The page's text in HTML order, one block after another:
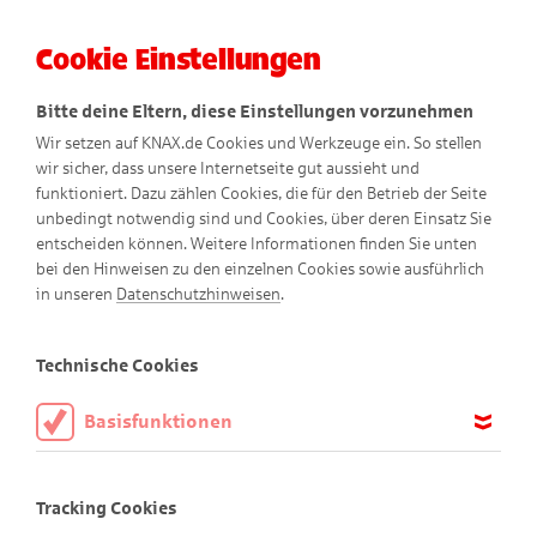
Teste dein Wissen!
Kennst du dich schon gut in der KNAX-Welt aus – oder bist
Cookie Einstellungen
Bitte deine Eltern, diese Einstellungen vorzunehmen
Wir setzen auf KNAX.de Cookies und Werkzeuge ein. So stellen
wir sicher, dass unsere Internetseite gut aussieht und
funktioniert. Dazu zählen Cookies, die für den Betrieb der Seite
unbedingt notwendig sind und Cookies, über deren Einsatz Sie
entscheiden können. Weitere Informationen finden Sie unten
bei den Hinweisen zu den einzelnen Cookies sowie ausführlich
in unseren Datenschutzhinweisen.
Technische Cookies
Basisfunktionen
aktiviert sein.
Tracking Cookies